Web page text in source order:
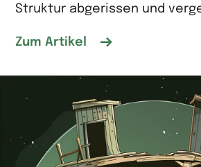
Struktur abgerissen und
Zum Artikel